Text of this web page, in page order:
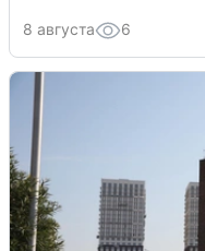
8 августа 6